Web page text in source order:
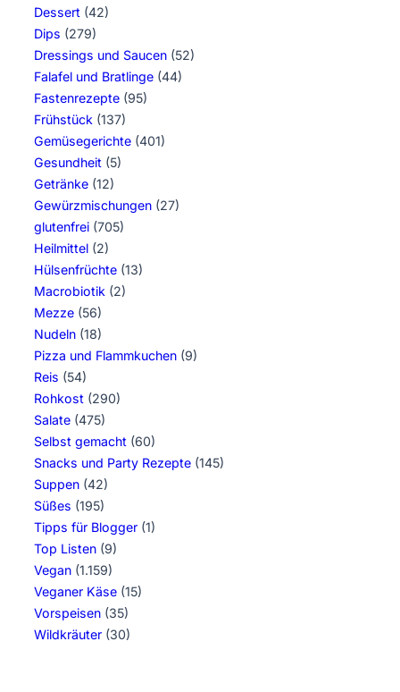
Dessert (42)
Dips (279)
Dressings und Saucen (52)
Falafel und Bratlinge (44)
Fastenrezepte (95)
Frühstück (137)
Gemüsegerichte (401)
Gesundheit (5)
Getränke (12)
Gewürzmischungen (27)
glutenfrei (705)
Heilmittel (2)
Hülsenfrüchte (13)
Macrobiotik (2)
Mezze (56)
Nudeln (18)
Pizza und Flammkuchen (9)
Reis (54)
Rohkost (290)
Salate (475)
Selbst gemacht (60)
Snacks und Party Rezepte (145)
Suppen (42)
Süßes (195)
Tipps für Blogger (1)
Top Listen (9)
Vegan (1.159)
Veganer Käse (15)
Vorspeisen (35)
Wildkräuter (30)